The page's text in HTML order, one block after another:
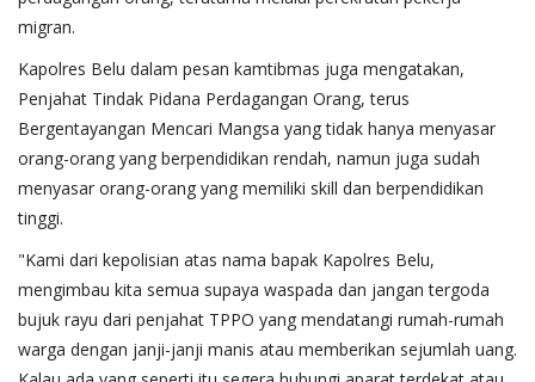
migran.
Kapolres Belu dalam pesan kamtibmas juga mengatakan,
Penjahat Tindak Pidana Perdagangan Orang, terus
Bergentayangan Mencari Mangsa yang tidak hanya menyasar
orang-orang yang berpendidikan rendah, namun juga sudah
menyasar orang-orang yang memiliki skill dan berpendidikan
tinggi.
"Kami dari kepolisian atas nama bapak Kapolres Belu,
mengimbau kita semua supaya waspada dan jangan tergoda
bujuk rayu dari penjahat TPPO yang mendatangi rumah-rumah
warga dengan janji-janji manis atau memberikan sejumlah uang.